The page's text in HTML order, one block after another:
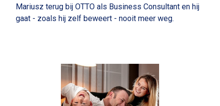
Mariusz terug bij OTTO als Business Consultant en hij
gaat - zoals hij zelf beweert - nooit meer weg.